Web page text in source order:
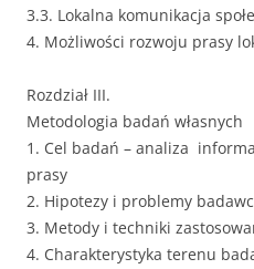
3.3. Lokalna komunikacja
4. Możliwości rozwoju prasy
Rozdział III.
Metodologia badań własnych
1. Cel badań – analiza
prasy
2. Hipotezy i problemy
3. Metody i techniki
4. Charakterystyka terenu